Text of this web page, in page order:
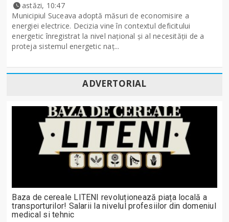
astăzi, 10:47
Municipiul Suceava adoptă măsuri de economisire a
energiei electrice. Decizia vine în contextul deficitului
energetic înregistrat la nivel național și al necesității de a
proteja sistemul energetic naț...
ADVERTORIAL
Baza de cereale LITENI revoluționează piața locală a
transporturilor! Salarii la nivelul profesiilor din domeniul
medical si tehnic